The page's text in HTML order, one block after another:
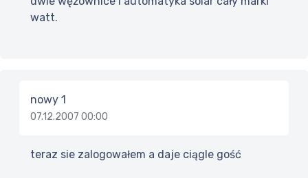
watt.
nowy 1
07.12.2007 00:00
teraz sie zalogowałem a daje ciągle gość